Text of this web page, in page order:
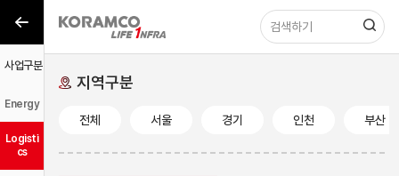
사업구분
Energy
Logisti
cs
지역구분
전체 서울 경기 인천 부산